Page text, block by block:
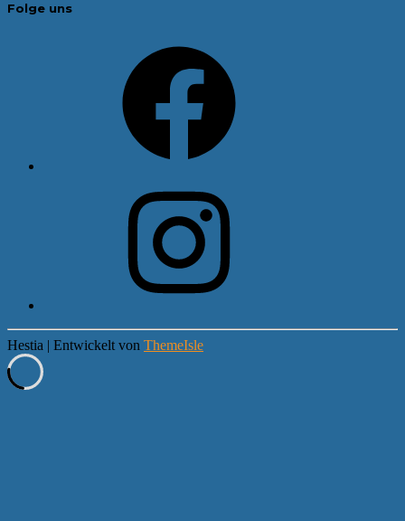
Folge uns
Hestia | Entwickelt von ThemeIsle